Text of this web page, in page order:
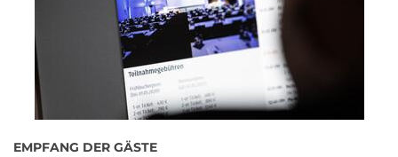
EMPFANG DER GÄSTE